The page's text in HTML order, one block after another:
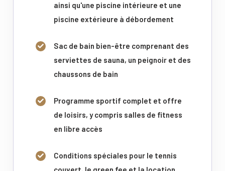
ainsi qu'une piscine intérieure et une
piscine extérieure à débordement
Sac de bain bien-être comprenant des
serviettes de sauna, un peignoir et des
chaussons de bain
Programme sportif complet et offre
de loisirs, y compris salles de fitness
en libre accès
Conditions spéciales pour le tennis